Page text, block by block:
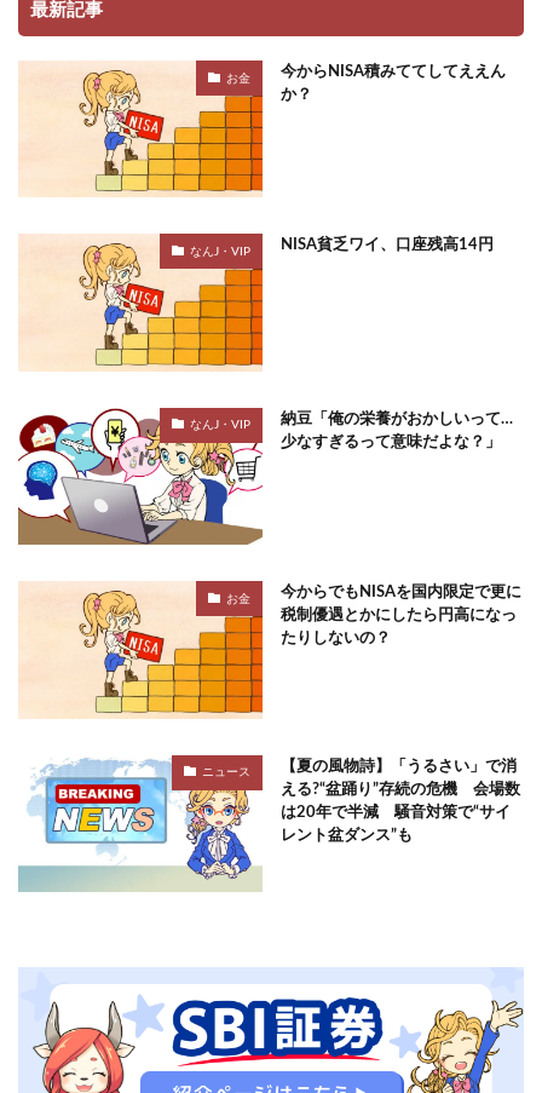
最新記事
お金
今からNISA積みててしてええん
か？
なんJ・VIP NISA貧乏ワイ、口座残高14円
なんJ・VIP
納豆「俺の栄養がおかしいって…
少なすぎるって意味だよな？」
お金
今からでもNISAを国内限定で更に
税制優遇とかにしたら円高になっ
たりしないの？
ニュース
【夏の風物詩】「うるさい」で消
える?“盆踊り”存続の危機 会場数
は20年で半減 騒音対策で“サイ
レント盆ダンス”も